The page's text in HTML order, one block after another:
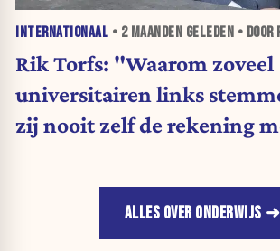
INTERNATIONAAL • 2 MAANDEN GELEDEN •
Rik Torfs: "Waarom zoveel
universitairen links
zij nooit zelf de rekening
ALLES OVER ONDERWIJS